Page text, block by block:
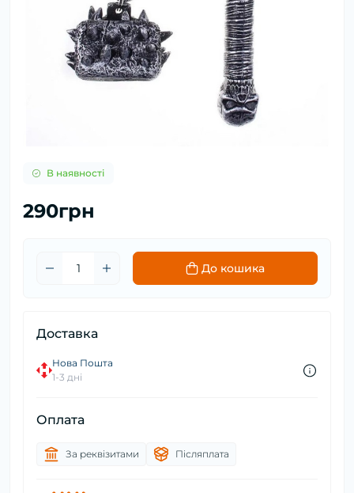
В наявності
290грн
До кошика
Доставка
Нова Пошта
1-3 дні
Оплата
За реквізитами Післяплата